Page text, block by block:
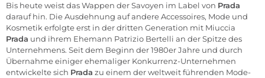
Bis heute weist das Wappen der Savoyen im Label von Prada
darauf hin. Die Ausdehnung auf andereAccessoires, Mode und
Kosmetikerfolgte erst in der dritten Generation mit Miuccia
Prada und ihrem Ehemann Patrizio Bertelli an der Spitze des
Unternehmens. Seit dem Beginn der 1980er Jahre und durch
Übernahme einiger ehemaliger Konkurrenz-Unternehmen
entwickelte sich Prada zu einem der weltweit führenden Mode-